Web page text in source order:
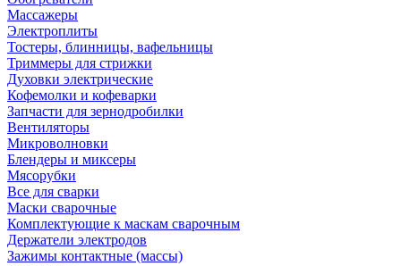
Массажеры
Электроплиты
Тостеры, блинницы, вафельницы
Триммеры для стрижки
Духовки электрические
Кофемолки и кофеварки
Запчасти для зернодробилки
Вентиляторы
Микроволновки
Блендеры и миксеры
Мясорубки
Все для сварки
Маски сварочные
Комплектующие к маскам сварочным
Держатели электродов
Зажимы контактные (массы)